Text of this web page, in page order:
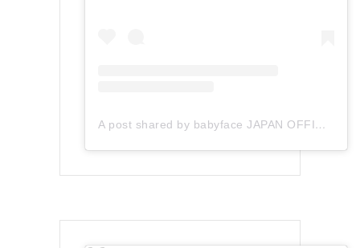
A post shared by babyface JAPAN OFFICIAL (@babyface_japan)